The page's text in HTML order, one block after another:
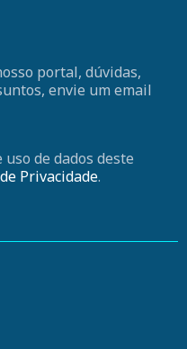
portal, dúvidas,
envie um email
de dados deste
Privacidade.